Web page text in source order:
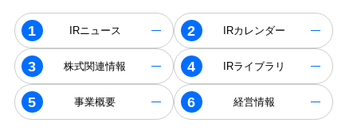
IRニュース IRカレンダー
株式関連情報 IRライブラリ
事業概要 経営情報